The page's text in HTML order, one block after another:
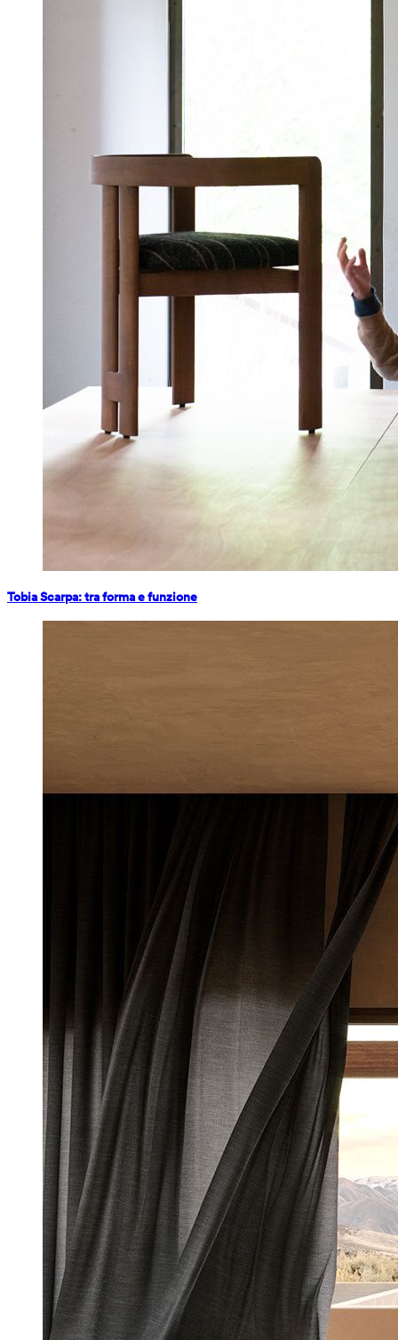
Tobia Scarpa: tra forma e funzione